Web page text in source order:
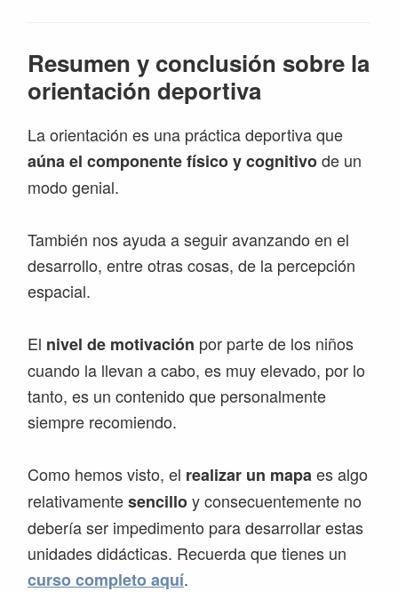
Resumen y conclusión sobre la
orientación deportiva
La orientación es una práctica deportiva que
aúna el componente físico y cognitivode un
modo genial.
También nos ayuda a seguir avanzando en el
desarrollo, entre otras cosas, de la percepción
espacial.
El nivel de motivación por parte de los niños
cuando la llevan a cabo, es muy elevado, por lo
tanto, es un contenido que personalmente
siempre recomiendo.
Como hemos visto, el realizar un mapaes algo
relativamentesencilloy consecuentemente no
debería ser impedimento para desarrollar estas
unidades didácticas. Recuerda que tienes un
curso completo aquí.